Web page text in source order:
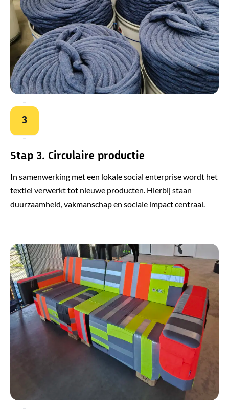
Stap 3. Circulaire productie
In samenwerking met een lokale social enterprise wordt het
textiel verwerkt tot nieuwe producten. Hierbij staan
duurzaamheid, vakmanschap en sociale impact centraal.
3